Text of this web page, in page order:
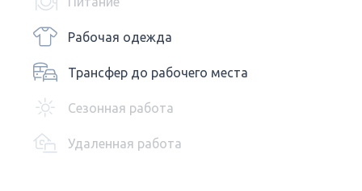
Рабочая одежда
Трансфер до рабочего места
Сезонная работа
Удаленная работа